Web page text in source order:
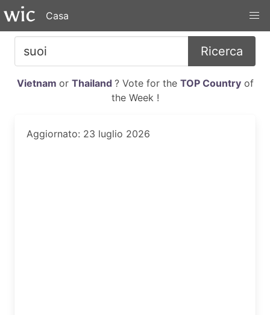
Casa
Ricerca
Vietnam or Thailand ? Vote for the TOP Countryof
the Week !
Aggiornato: 23 luglio 2026